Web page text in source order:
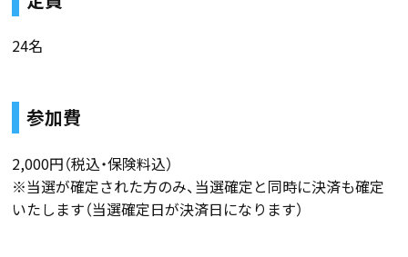
24名
参加費
2,000円（税込・保険料込）
※当選が確定された方のみ、当選確定と同時に決済も確定
いたします（当選確定日が決済日になります）